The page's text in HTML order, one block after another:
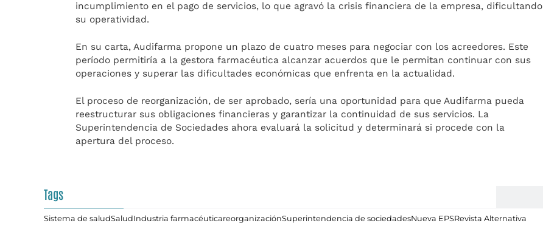
incumplimiento en el pago de servicios, lo que agravó la crisis financiera de la empresa, dificultando
su operatividad.
En su carta, Audifarma propone un plazo de cuatro meses para negociar con los acreedores. Este
período permitiría a la gestora farmacéutica alcanzar acuerdos que le permitan continuar con sus
operaciones y superar las dificultades económicas que enfrenta en la actualidad.
El proceso de reorganización, de ser aprobado, sería una oportunidad para que Audifarma pueda
reestructurar sus obligaciones financieras y garantizar la continuidad de sus servicios. La
Superintendencia de Sociedades ahora evaluará la solicitud y determinará si procede con la
apertura del proceso.
Tags
Sistema de saludSaludIndustria farmacéuticareorganizaciónSuperintendencia de sociedadesNueva EPSRevista Alternativa